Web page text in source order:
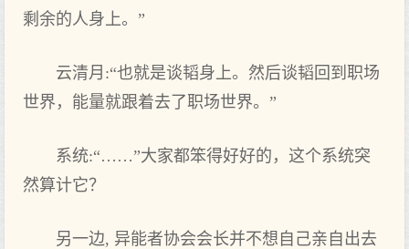
剩余的人身上。”
云清月:“也就是谈韬身上。然后谈韬回到职场
世界，能量就跟着去了职场世界。”
系统:“……”大家都笨得好好的，这个系统突
然算计它？
另一边, 异能者协会会长并不想自己亲自出去